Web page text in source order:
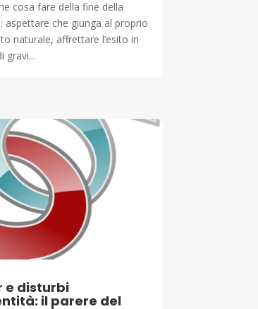
cosa fare della fine della
aspettare che giunga al proprio
naturale, affrettare l’esito in
gravi...
e disturbi
il parere del